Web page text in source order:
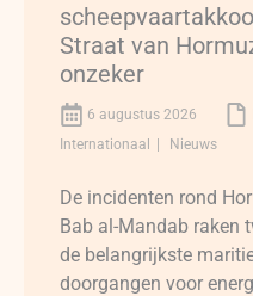
Straat van
onzeker
6 augustus 2026
Internationaal
Nieuws
De incidenten rond
Bab al-Mandab raken
de belangrijkste
doorgangen voor